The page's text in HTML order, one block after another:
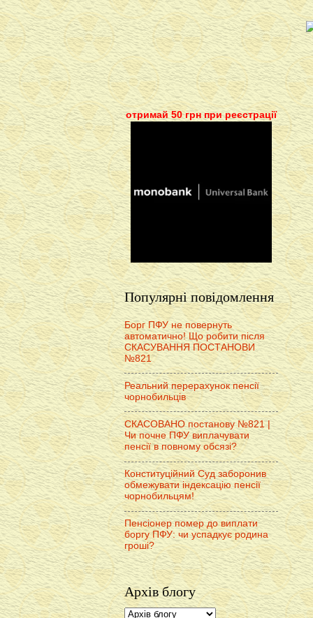
отримай 50 грн при реєстрації
Популярні повідомлення
Борг ПФУ не повернуть
автоматично! Що робити після
СКАСУВАННЯ ПОСТАНОВИ
№821
Реальний перерахунок пенсії
чорнобильців
СКАСОВАНО постанову №821 |
Чи почне ПФУ виплачувати
пенсії в повному обсязі?
Конституційний Суд заборонив
обмежувати індексацію пенсії
чорнобильцям!
Пенсіонер помер до виплати
боргу ПФУ: чи успадкує родина
гроші?
Архів блогу